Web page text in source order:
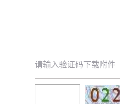
请输入验证码下载附件